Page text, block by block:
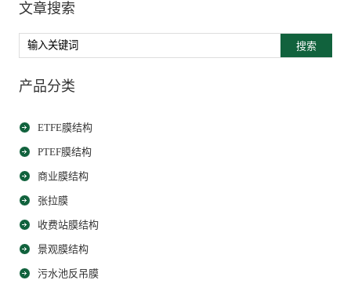
文章搜索
搜索
产品分类
ETFE膜结构
PTEF膜结构
商业膜结构
张拉膜
收费站膜结构
景观膜结构
污水池反吊膜